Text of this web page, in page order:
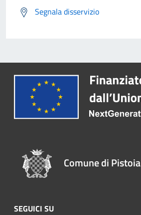
Segnala disservizio
Comune di Pistoia
SEGUICI SU